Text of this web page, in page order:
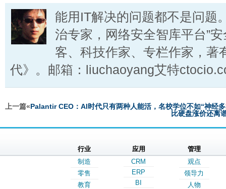
能用IT解决的问题都不是问题
治专家，网络安全智库平台”
客、科技作家、专栏作家，著
代》。邮箱：liuchaoyang艾特
上一篇«Palantir CEO：AI时代只有两种人能活，名校学位不如“神经
比硬盘涨价还离
行业
制造
零售
教育
应用
CRM
ERP
BI
管理
观点
领导力
人物